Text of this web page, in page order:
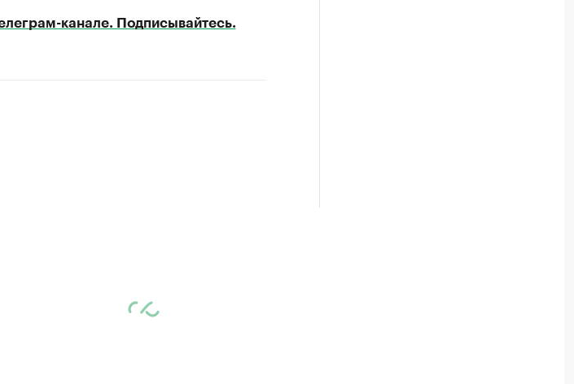
канале. Подписывайтесь.